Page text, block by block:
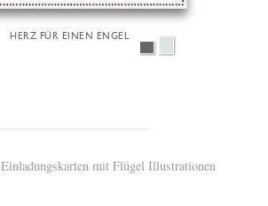
HERZ FÜR EINEN ENGEL
mit Flügel Illustrationen